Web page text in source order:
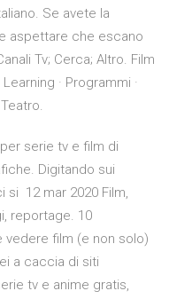
Se avete la
aspettare che escano
Tv; Cerca; Altro. Film
Learning · Programmi ·
serie tv e film di
Digitando sui
si 12 mar 2020 Film,
reportage. 10
film (e non solo)
a caccia di siti
tv e anime gratis,